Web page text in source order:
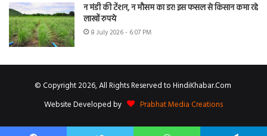
न मंडी की टेंशन, न मौसम का डर! इस फसल से किसान कमा रहे
लाखों रुपये
8 July 2026 - 6:07 PM
© Copyright 2026, All Rights Reserved to HindiKhabar.Com
Website Developed by
Prabhat Media Creations